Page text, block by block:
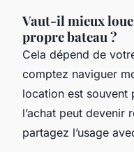
Vaut-il mieux
propre bateau ?
Cela dépend de
comptez naviguer
location est souvent
l’achat peut devenir
partagez l’usage